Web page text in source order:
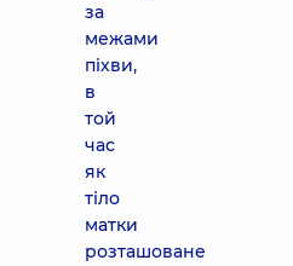
за
межами
піхви,
в
той
час
як
тіло
матки
розташоване